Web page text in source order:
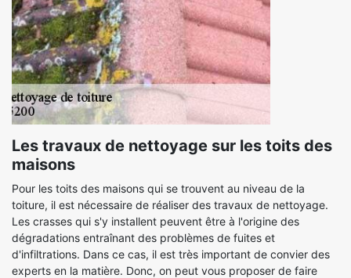
Les travaux de nettoyage sur les toits des
maisons
Pour les toits des maisons qui se trouvent au niveau de la
toiture, il est nécessaire de réaliser des travaux de nettoyage.
Les crasses qui s'y installent peuvent être à l'origine des
dégradations entraînant des problèmes de fuites et
d'infiltrations. Dans ce cas, il est très important de convier des
experts en la matière. Donc, on peut vous proposer de faire